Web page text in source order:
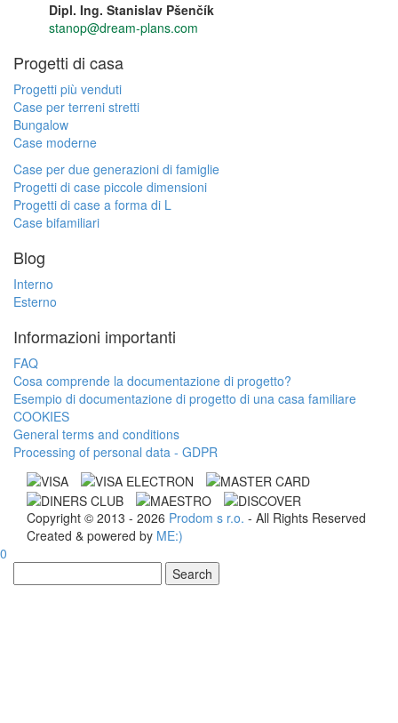
Dipl. Ing. Stanislav Pšenčík
stanop@dream-plans.com
Progetti di casa
Progetti più venduti
Case per terreni stretti
Bungalow
Case moderne
Case per due generazioni di famiglie
Progetti di case piccole dimensioni
Progetti di case a forma di L
Case bifamiliari
Blog
Interno
Esterno
Informazioni importanti
FAQ
Cosa comprende la documentazione di progetto?
Esempio di documentazione di progetto di una casa familiare
COOKIES
General terms and conditions
Processing of personal data - GDPR
Copyright © 2013 - 2026 Prodom s r.o. - All Rights Reserved
Created & powered by ME:)
0